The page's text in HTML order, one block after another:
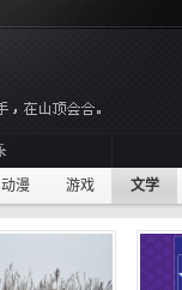
动漫 游戏 文学